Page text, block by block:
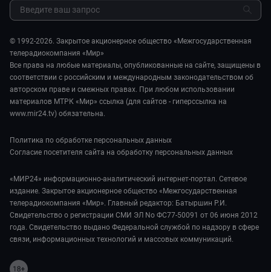
Шоу-бизнес
Стиль жизни
Сад и огород
Мировое соглашение
Предварительный диагноз
Пять причин поехать в...
Обратная связь
© 1992-2026. Закрытое акционерное общество «Межгосударственная
телерадиокомпания «Мир»
Все права на любые материалы, опубликованные на сайте, защищены в
соответствии с российским и международным законодательством об
авторском праве и смежных правах. При любом использовании
материалов МТРК «Мир» ссылка (для сайтов - гиперссылка на
www.mir24.tv) обязательна.
Политика по обработке персональных данных
Согласие посетителя сайта на обработку персональных данных
«МИР24» информационно-аналитический интернет-портал. Сетевое
издание. Закрытое акционерное общество «Межгосударственная
телерадиокомпания «Мир». Главный редактор: Батыршин Р.И.
Свидетельство о регистрации СМИ ЭЛ No ФС77-50091 от 06 июня 2012
года. Свидетельство выдано Федеральной службой по надзору в сфере
связи, информационных технологий и массовых коммуникаций.